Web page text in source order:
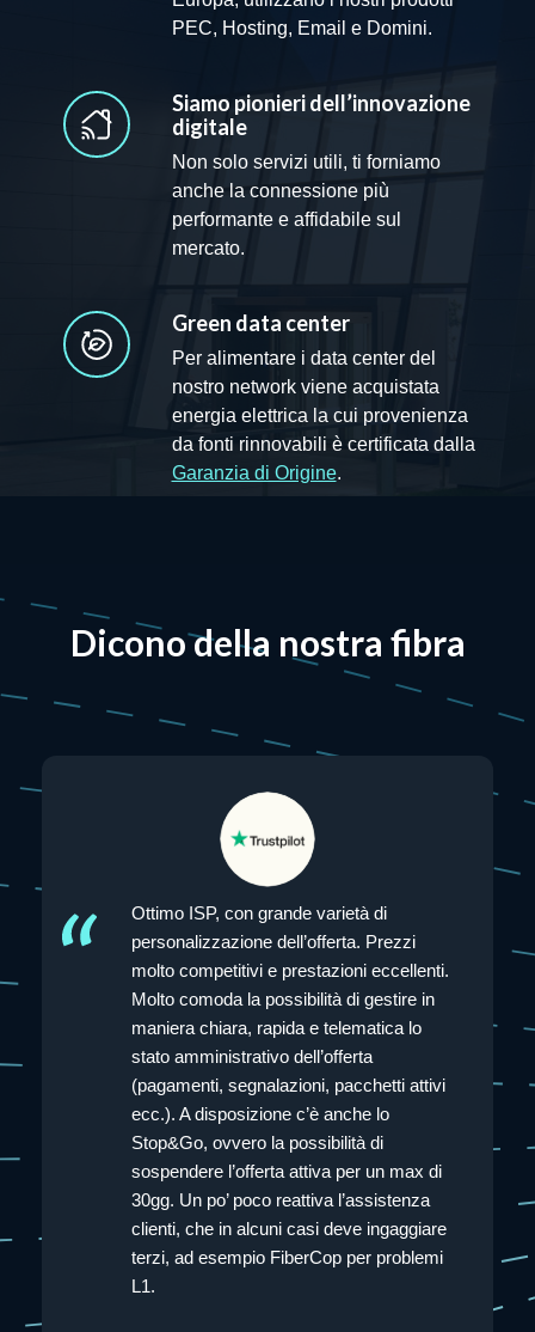
PEC, Hosting, Email e Domini.
Siamo pionieri dell’innovazione
digitale
Non solo servizi utili, ti forniamo
anche la connessione più
performante e affidabile sul
mercato.
Green data center
Per alimentare i data center del
nostro network viene acquistata
energia elettrica la cui provenienza
da fonti rinnovabili è certificata dalla
Garanzia di Origine.
Dicono della nostra fibra
Ottimo ISP, con grande varietà di
personalizzazione dell’offerta. Prezzi
molto competitivi e prestazioni eccellenti.
Molto comoda la possibilità di gestire in
maniera chiara, rapida e telematica lo
stato amministrativo dell’offerta
(pagamenti, segnalazioni, pacchetti attivi
ecc.). A disposizione c’è anche lo
Stop&Go, ovvero la possibilità di
sospendere l’offerta attiva per un max di
30gg. Un po’ poco reattiva l’assistenza
clienti, che in alcuni casi deve ingaggiare
terzi, ad esempio FiberCop per problemi
L1.